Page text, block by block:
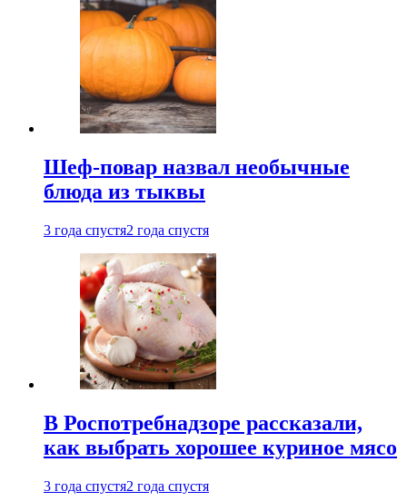
Шеф-повар назвал необычные
блюда из тыквы
3 года спустя2 года спустя
В Роспотребнадзоре рассказали,
как выбрать хорошее куриное мясо
3 года спустя2 года спустя